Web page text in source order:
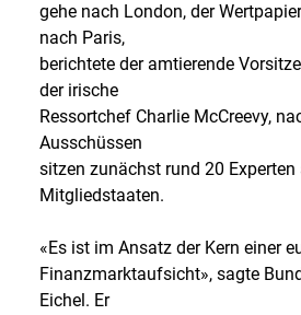
gehe nach London, der
nach Paris,
berichtete der amtierende
der irische
Ressortchef Charlie McCreevy,
Ausschüssen
sitzen zunächst rund 20 Experten
Mitgliedstaaten.
«Es ist im Ansatz der Kern einer
Finanzmarktaufsicht», sagte
Eichel. Er